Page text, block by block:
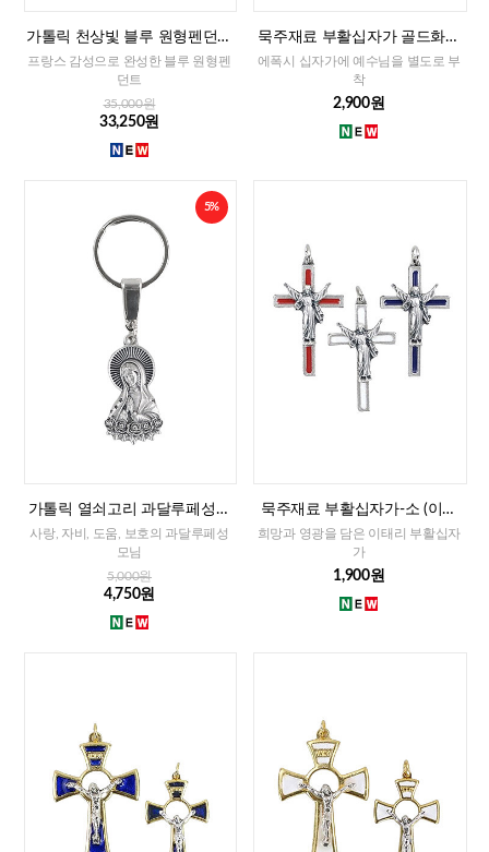
가톨릭 천상빛 블루 원형펜던트
(프랑스)
프랑스 감성으로 완성한 블루 원형펜
던트
35,000원
33,250원
묵주재료 부활십자가 골드화이
트(이태리)-소
에폭시 십자가에 예수님을 별도로 부
착
2,900원
5%
가톨릭 열쇠고리 과달루페성모
(이태리)
사랑, 자비, 도움, 보호의 과달루페성
모님
5,000원
4,750원
묵주재료 부활십자가-소 (이태
리)-레드,화이트,블루
희망과 영광을 담은 이태리 부활십자
가
1,900원